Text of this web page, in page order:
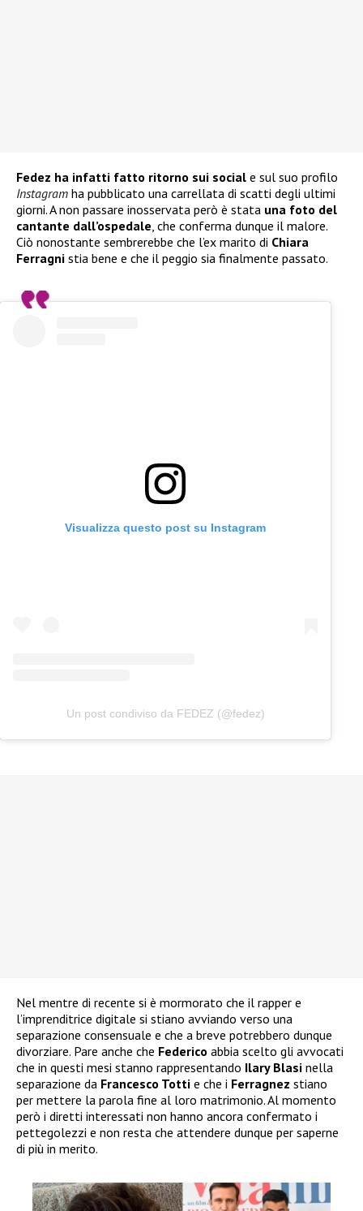
Fedez ha infatti fatto ritorno sui social e sul suo profilo
Instagram ha pubblicato una carrellata di scatti degli ultimi
giorni. A non passare inosservata però è stata una foto del
cantante dall’ospedale, che conferma dunque il malore.
Ciò nonostante sembrerebbe che l’ex marito di Chiara
Ferragni stia bene e che il peggio sia finalmente passato.
Visualizza questo post su Instagram
Un post condiviso da FEDEZ (@fedez)
Nel mentre di recente si è mormorato che il rapper e
l’imprenditrice digitale si stiano avviando verso una
separazione consensuale e che a breve potrebbero dunque
divorziare. Pare anche che Federico abbia scelto gli avvocati
che in questi mesi stanno rappresentando Ilary Blasi nella
separazione da Francesco Totti e che i Ferragnez stiano
per mettere la parola fine al loro matrimonio. Al momento
però i diretti interessati non hanno ancora confermato i
pettegolezzi e non resta che attendere dunque per saperne
di più in merito.